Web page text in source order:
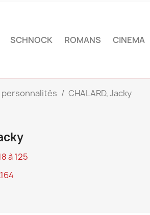
SCHNOCK ROMANS CINEMA
personnalités CHALARD, Jacky
à 125